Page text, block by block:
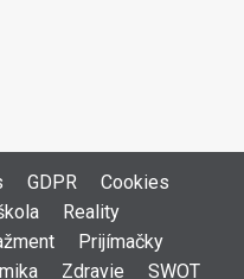
GDPR
Cookies
Reality
Prijímačky
Zdravie
SWOT